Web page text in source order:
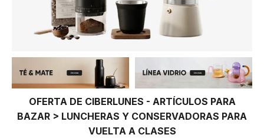
OFERTA DE CIBERLUNES - ARTÍCULOS PARA
BAZAR > LUNCHERAS Y CONSERVADORAS PARA
VUELTA A CLASES